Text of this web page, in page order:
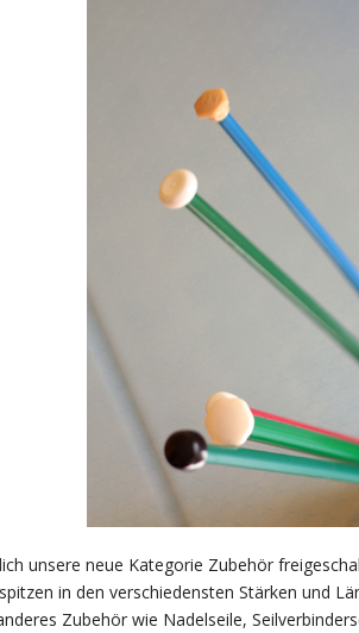
unsere neue Kategorie Zubehör
in den verschiedensten Stärken und
Zubehör wie Nadelseile,